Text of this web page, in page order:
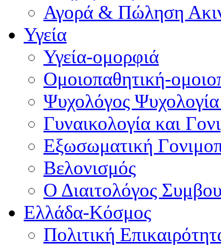
Αγορά & Πώληση
Υγεία
Υγεία-ομορφιά
Ομοιοπαθητική-
Ψυχολόγος
Γυναικολογία και
Εξωσωματική
Βελονισμός
Ο Διαιτολόγος
Ελλάδα-Κόσμος
Πολιτική